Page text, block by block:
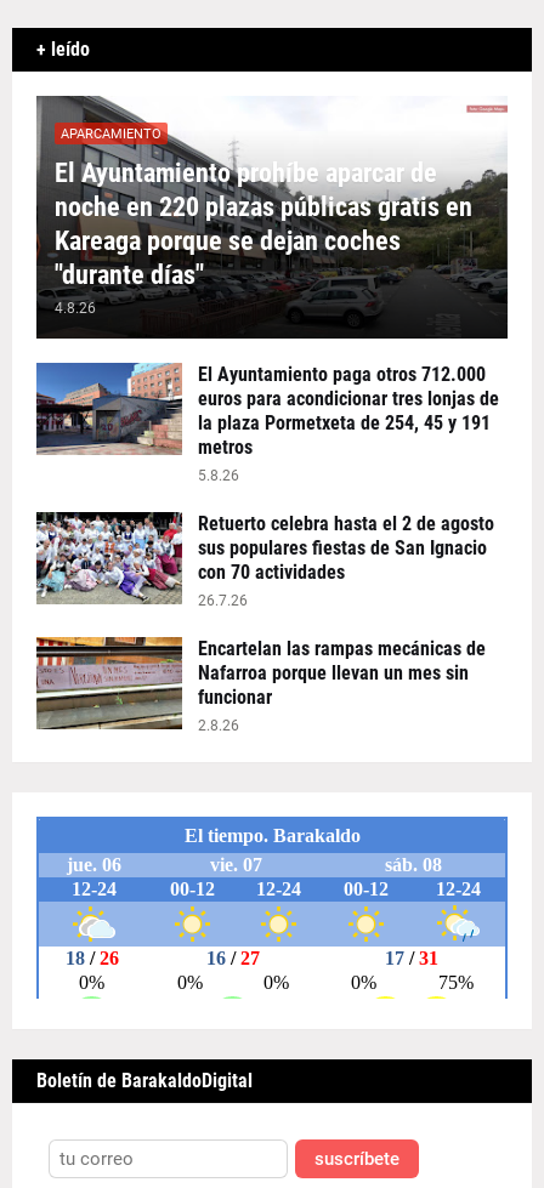
+ leído
APARCAMIENTO
El Ayuntamiento prohíbe aparcar de
noche en 220 plazas públicas gratis en
Kareaga porque se dejan coches
"durante días"
4.8.26
El Ayuntamiento paga otros 712.000
euros para acondicionar tres lonjas de
la plaza Pormetxeta de 254, 45 y 191
metros
5.8.26
Retuerto celebra hasta el 2 de agosto
sus populares fiestas de San Ignacio
con 70 actividades
26.7.26
Encartelan las rampas mecánicas de
Nafarroa porque llevan un mes sin
funcionar
2.8.26
Boletín de BarakaldoDigital
suscríbete